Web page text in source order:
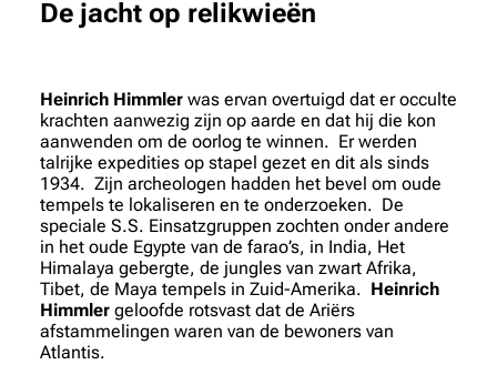
De jacht op relikwieën
Heinrich Himmler was ervan overtuigd dat er occulte
krachten aanwezig zijn op aarde en dat hij die kon
aanwenden om de oorlog te winnen. Er werden
talrijke expedities op stapel gezet en dit als sinds
1934. Zijn archeologen hadden het bevel om oude
tempels te lokaliseren en te onderzoeken. De
speciale S.S. Einsatzgruppen zochten onder andere
in het oude Egypte van de farao’s, in India, Het
Himalaya gebergte, de jungles van zwart Afrika,
Tibet, de Maya tempels in Zuid-Amerika. Heinrich
Himmler geloofde rotsvast dat de Ariërs
afstammelingen waren van de bewoners van
Atlantis.